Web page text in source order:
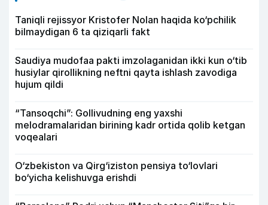
Taniqli rejissyor Kristofer Nolan haqida ko‘pchilik
bilmaydigan 6 ta qiziqarli fakt
Saudiya mudofaa pakti imzolaganidan ikki kun o‘tib
husiylar qirollikning neftni qayta ishlash zavodiga
hujum qildi
“Tansoqchi”: Gollivudning eng yaxshi
melodramalaridan birining kadr ortida qolib ketgan
voqealari
O‘zbekiston va Qirg‘iziston pensiya to‘lovlari
bo‘yicha kelishuvga erishdi